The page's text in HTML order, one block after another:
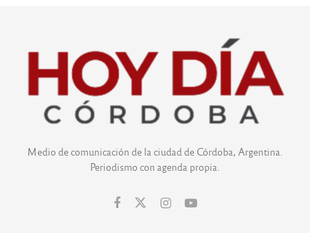
Medio de comunicación de la ciudad de Córdoba, Argentina.
Periodismo con agenda propia.